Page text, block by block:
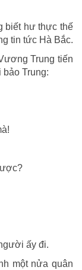
biết hư thực thế
tin tức Hà Bắc.
Trung tiến
Trung:
ấy đi.
một nửa quân